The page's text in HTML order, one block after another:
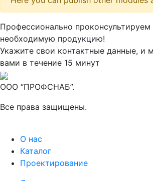
М ● консультант ПРОФСНАБ
Профессионально
необходимую продукцию!
Укажите свои контактные данные, и
вами в течение 15 минут
ООО “ПРОФСНАБ”.
Все права защищены.
О нас
Каталог
Проектирование